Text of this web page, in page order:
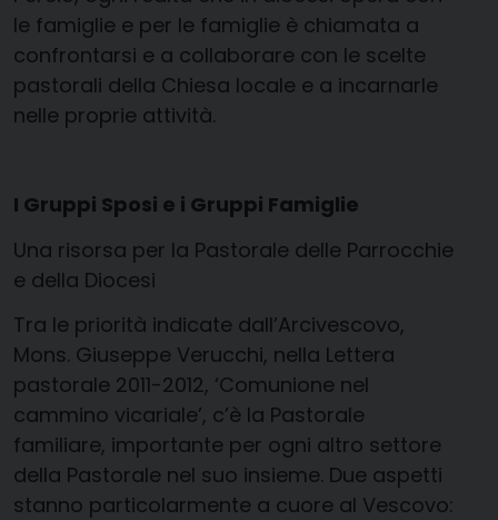
le famiglie e per le famiglie è chiamata a
confrontarsi e a collaborare con le scelte
pastorali della Chiesa locale e a incarnarle
nelle proprie attività.
I Gruppi Sposi e i Gruppi Famiglie
Una risorsa per la Pastorale delle Parrocchie
e della Diocesi
Tra le priorità indicate dall’Arcivescovo,
Mons. Giuseppe Verucchi, nella Lettera
pastorale 2011-2012, ‘Comunione nel
cammino vicariale’, c’è la Pastorale
familiare, importante per ogni altro settore
della Pastorale nel suo insieme. Due aspetti
stanno particolarmente a cuore al Vescovo: